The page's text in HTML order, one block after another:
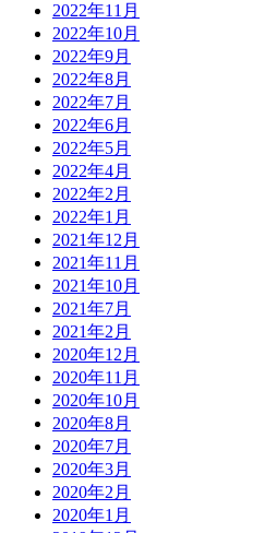
2022年11月
2022年10月
2022年9月
2022年8月
2022年7月
2022年6月
2022年5月
2022年4月
2022年2月
2022年1月
2021年12月
2021年11月
2021年10月
2021年7月
2021年2月
2020年12月
2020年11月
2020年10月
2020年8月
2020年7月
2020年3月
2020年2月
2020年1月